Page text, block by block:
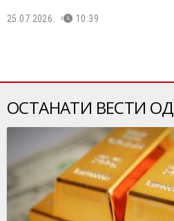
25.07.2026. 10:39
ОСТАНАТИ ВЕСТИ ОД